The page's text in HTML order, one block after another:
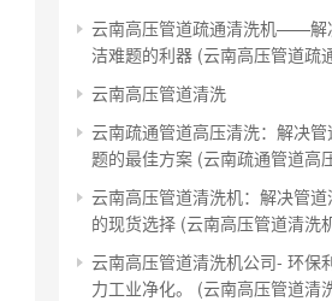
云南高压管道疏通清洗机——解
洁难题的利器 (云南高压管道疏
云南高压管道清洗
云南疏通管道高压清洗：解决
题的最佳方案 (云南疏通管道高
云南高压管道清洗机：解决管
的现货选择 (云南高压管道清洗
云南高压管道清洗机公司- 环保
力工业净化。 (云南高压管道清